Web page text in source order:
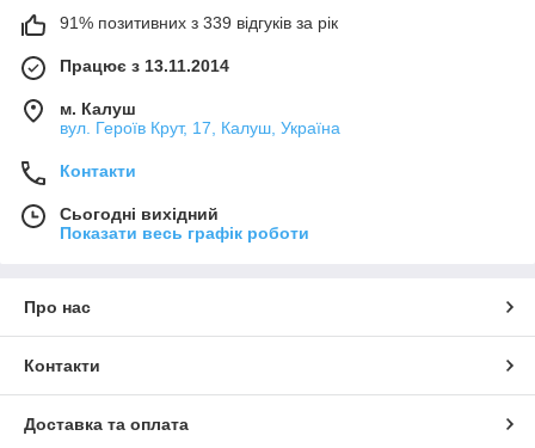
91% позитивних з 339 відгуків за рік
Працює з 13.11.2014
м. Калуш
вул. Героїв Крут, 17, Калуш, Україна
Контакти
Сьогодні вихідний
Показати весь графік роботи
Про нас
Контакти
Доставка та оплата